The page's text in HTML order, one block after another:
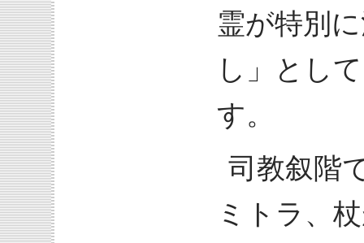
霊が特別
し」とし
す。
司教叙階
ミトラ、